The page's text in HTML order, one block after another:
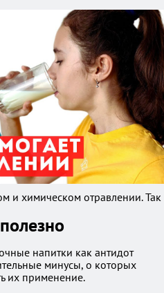
и химическом отравлении. Так
напитки как антидот
минусы, о которых
их применение.